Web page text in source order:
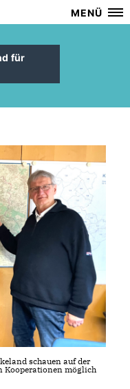
MENÜ
für
schauen auf der
Kooperationen möglich